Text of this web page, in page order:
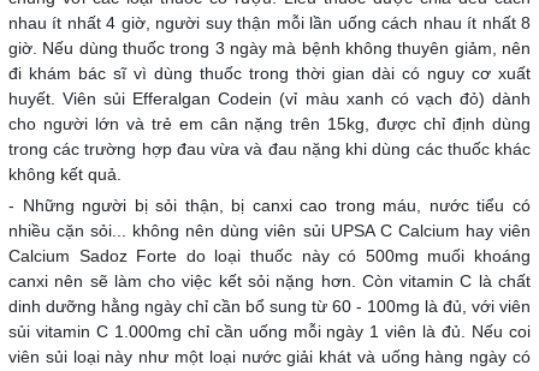
nhau ít nhất 4 giờ, người suy thận mỗi lần uống cách nhau ít nhất 8
giờ. Nếu dùng thuốc trong 3 ngày mà bệnh không thuyên giảm, nên
đi khám bác sĩ vì dùng thuốc trong thời gian dài có nguy cơ xuất
huyết. Viên sủi Efferalgan Codein (vỉ màu xanh có vạch đỏ) dành
cho người lớn và trẻ em cân nặng trên 15kg, được chỉ định dùng
trong các trường hợp đau vừa và đau nặng khi dùng các thuốc khác
không kết quả.
- Những người bị sỏi thận, bị canxi cao trong máu, nước tiểu có
nhiều cặn sỏi... không nên dùng viên sủi UPSA C Calcium hay viên
Calcium Sadoz Forte do loại thuốc này có 500mg muối khoáng
canxi nên sẽ làm cho việc kết sỏi nặng hơn. Còn vitamin C là chất
dinh dưỡng hằng ngày chỉ cần bổ sung từ 60 - 100mg là đủ, với viên
sủi vitamin C 1.000mg chỉ cần uống mỗi ngày 1 viên là đủ. Nếu coi
viên sủi loại này như một loại nước giải khát và uống hàng ngày có